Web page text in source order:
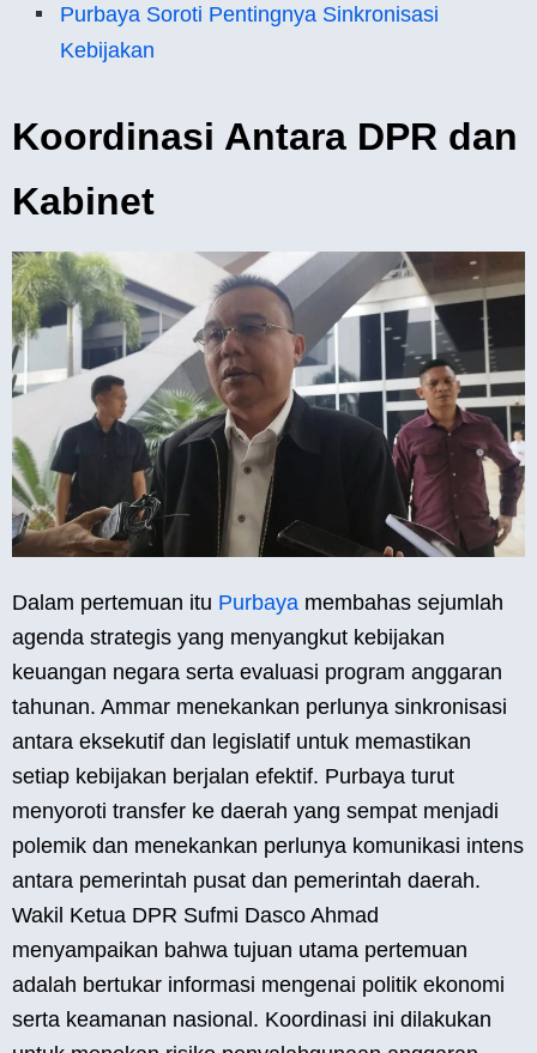
Purbaya Soroti Pentingnya Sinkronisasi
Kebijakan
Koordinasi Antara DPR dan
Kabinet
Dalam pertemuan itu Purbaya membahas sejumlah
agenda strategis yang menyangkut kebijakan
keuangan negara serta evaluasi program anggaran
tahunan. Ammar menekankan perlunya sinkronisasi
antara eksekutif dan legislatif untuk memastikan
setiap kebijakan berjalan efektif. Purbaya turut
menyoroti transfer ke daerah yang sempat menjadi
polemik dan menekankan perlunya komunikasi intens
antara pemerintah pusat dan pemerintah daerah.
Wakil Ketua DPR Sufmi Dasco Ahmad
menyampaikan bahwa tujuan utama pertemuan
adalah bertukar informasi mengenai politik ekonomi
serta keamanan nasional. Koordinasi ini dilakukan